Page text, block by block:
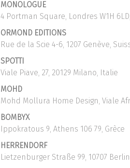
MONOLOGUE
4 Portman Square, Londres W1H
ORMOND EDITIONS
Rue de la Scie 4-6, 1207 Genève,
SPOTTI
Viale Piave, 27, 20129 Milano, Italie
MOHD
Mohd Mollura Home Design, Viale
BOMBYX
Ippokratous 9, Athens 106 79, Grèce
HERRENDORF
Lietzenburger Straße 99, 10707